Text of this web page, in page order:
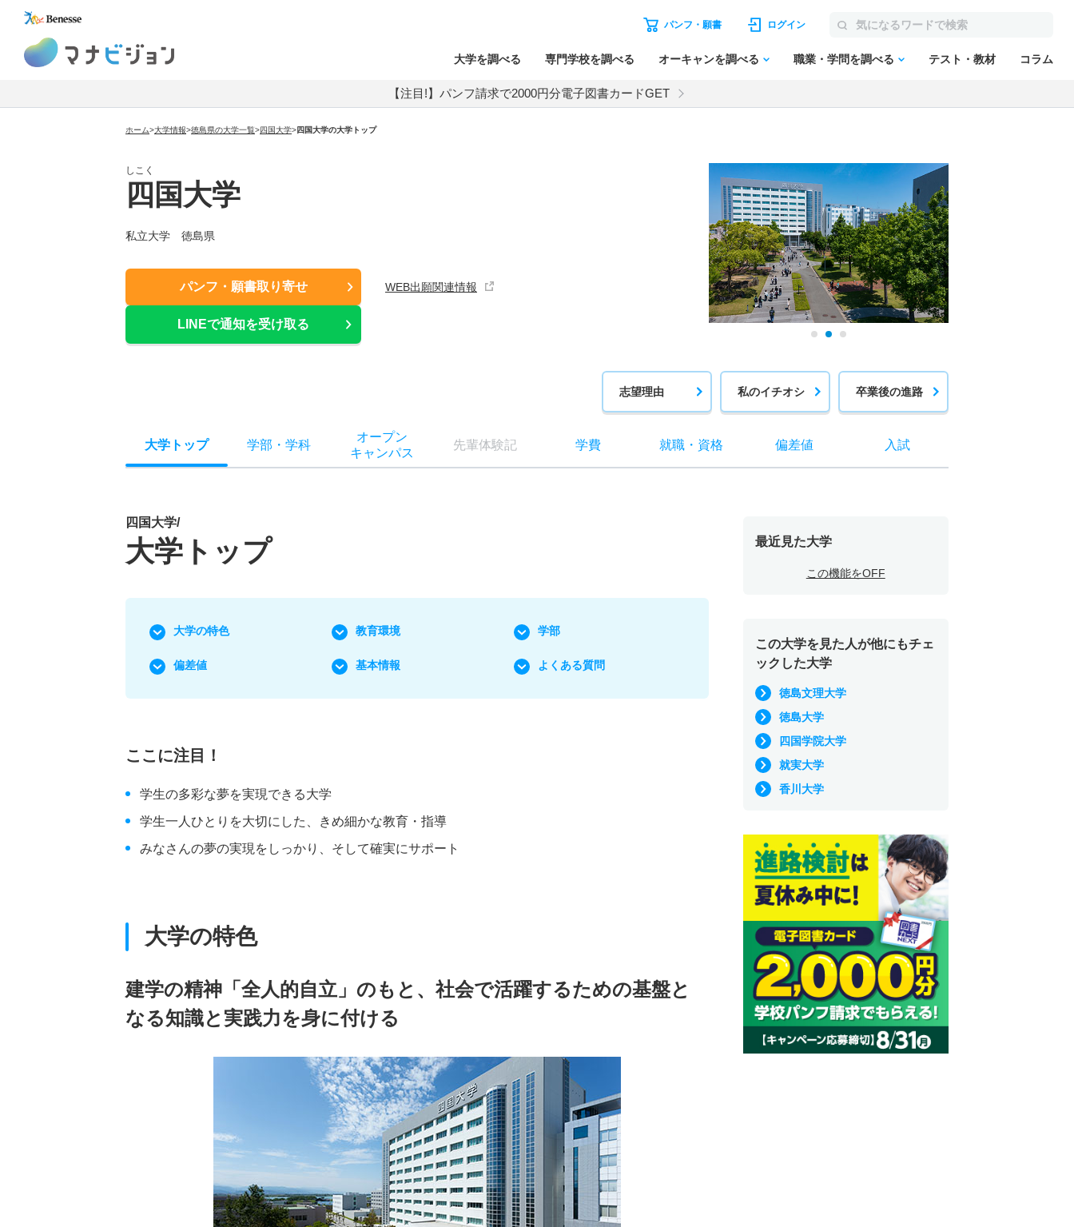
パンフ・願書 ログイン
大学を調べる 専門学校を調べる オーキャンを調べる 職業・学問を調べる テスト・教材 コラム
【注目!】パンフ請求で2000円分電子図書カードGET
ホーム>大学情報>徳島県の大学一覧>四国大学>四国大学の大学トップ
しこく
四国大学
私立大学 徳島県
パンフ・願書取り寄せ
LINEで通知を受け取る
WEB出願関連情報
志望理由 私のイチオシ 卒業後の進路
大学トップ 学部 ・ 学科
オープン
キャンパス
先輩体験記 学費 就職・ 資格 偏差値 入試
四国大学/
大学トップ
大学の特色 教育環境 学部
偏差値 基本情報 よくある質問
ここに注目！
学生の多彩な夢を実現できる大学
学生一人ひとりを大切にした、きめ細かな教育・指導
みなさんの夢の実現をしっかり、そして確実にサポート
大学の特色
建学の精神「全人的自立」のもと、社会で活躍するための基盤と
なる知識と実践力を身に付ける
最近見た大学
この機能をOFF
この大学を見た人が他にもチェ
ックした大学
徳島文理大学
徳島大学
四国学院大学
就実大学
香川大学